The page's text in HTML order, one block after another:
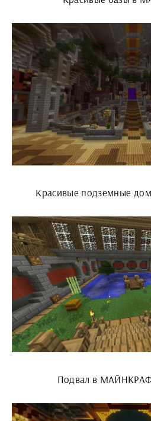
Красивые подземные
Подвал в